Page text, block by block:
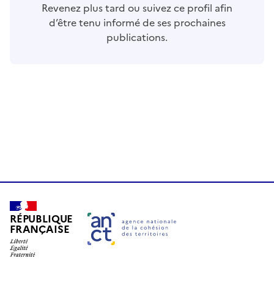
Revenez plus tard ou suivez ce profil afin
d’être tenu informé de ses prochaines
publications.
RÉPUBLIQUE
FRANÇAISE